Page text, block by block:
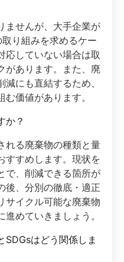
ませんが、大手企業が
り組みを求めるケー
応していない場合は取
があります。また、廃
にも直結するため、
価値があります。
か？
れる廃棄物の種類と量
すすめします。現状を
で、削減できる箇所が
後、分別の徹底・適正
サイクル可能な廃棄物
めていきましょう。
SDGsはどう関係しま